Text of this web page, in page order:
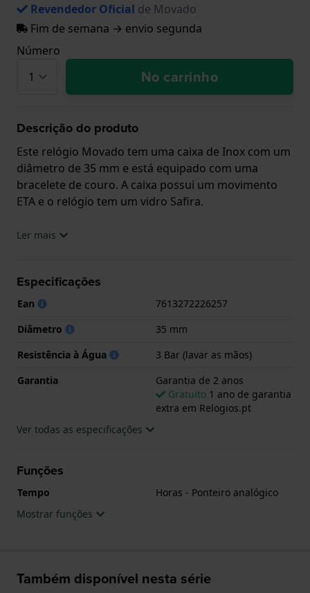
Revendedor Oficial de Movado
Fim de semana → envio segunda
Número
No carrinho
Descrição do produto
Este relógio Movado tem uma caixa de Inox com um
diâmetro de 35 mm e está equipado com uma
bracelete de couro. A caixa possui um movimento
ETA e o relógio tem um vidro Safira.
O relógio é estanque a 3ATM. Isto significa que o
.
Ler mais
Especificações
Ean
7613272226257
Diâmetro
35 mm
Resistência à Água
3 Bar (lavar as mãos)
Garantia
Garantia de 2 anos
Gratuito 1 ano de garantia
extra em Relogios.pt
Ver todas as especificações
Funções
Tempo
Horas - Ponteiro analógico
Mostrar funções
Também disponível nesta série